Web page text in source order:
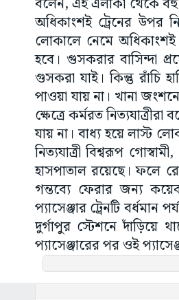
অধিকাংশই ট্রেনের উপর
লোকালে নেমে
হবে। গুসকরার বাসিন্দা
গুসকরা যাই। কিন্তু রাঁচি
পাওয়া যায় না। খানা
ক্ষেত্রে কর্মরত
যায় না। বাধ্য হয়ে লাস্ট
নিত্যযাত্রী বিশ্বরূপ
হাসপাতাল রয়েছে। ফলে
গন্তব্যে ফেরার জন্য
প্যাসেঞ্জার ট্রেনটি
দুর্গাপুর স্টেশনে দাঁড়িয়ে
প্যাসেঞ্জারের পর ওই